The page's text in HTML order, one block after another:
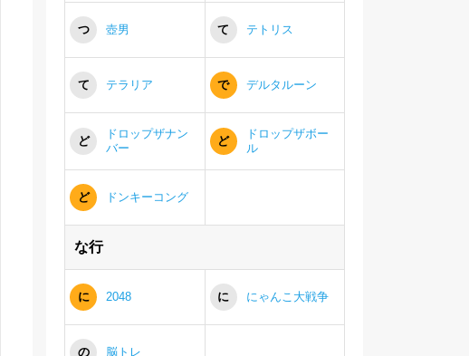
つ 壺男 て テトリス
て テラリア で デルタルーン
ど
ドロップザナン
バー
ど
ドロップザボー
ル
ど ドンキーコング
な行
に 2048 に にゃんこ大戦争
の 脳トレ